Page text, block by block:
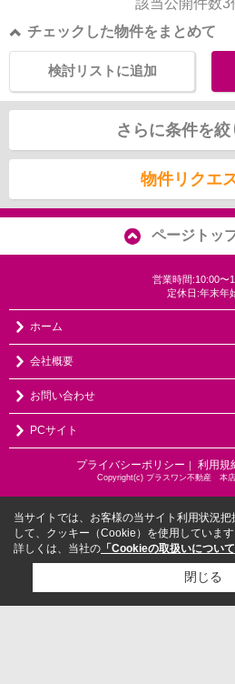
該当公開件数3
チェックした物件をまとめて
検討リストに追加
さらに条件を絞
物件リクエ
ページトッ
営業時間:10:00〜
定休日:年末年
ホーム
会社概要
お問い合わせ
PCサイト
プライバシーポリシー ｜ 利用規
Copyright(c) プラスワン不動産 本
当サイトでは、お客様の当サイト利用状況
して、クッキー（Cookie）を使用しています
詳しくは、当社の 「Cookieの取扱いについて
閉じる